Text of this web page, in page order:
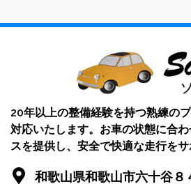
20年以上の整備経験を持つ熟練の
対応いたします。お車の状態に合
スを提供し、安全で快適な走行をサ
和歌山県和歌山市六十谷８